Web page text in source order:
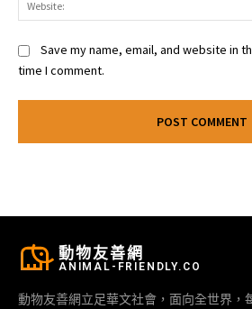
Save my name, email, and website in
time I comment.
動物友善網
ANIMAL-FRIENDLY.CO
動物友善網立足華文社會，面向全世界，